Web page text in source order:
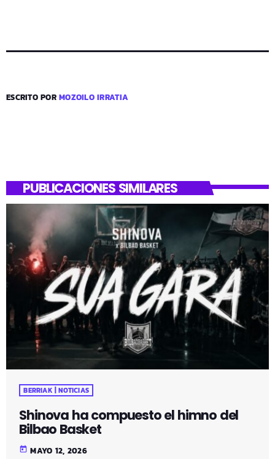
ESCRITO PORMOZOILO IRRATIA
PUBLICACIONES SIMILARES
BERRIAK | NOTICIAS
Shinova ha compuesto el himno del
Bilbao Basket
today MAYO 12, 2026